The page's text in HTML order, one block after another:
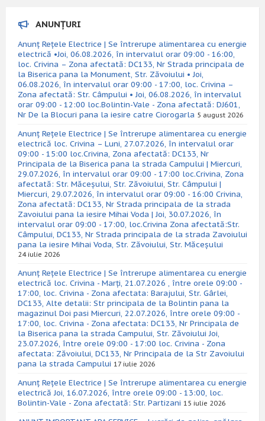
ANUNȚURI
Anunț Rețele Electrice | Se întrerupe alimentarea cu energie
electrică •Joi, 06.08.2026, în intervalul orar 09:00 - 16:00,
loc. Crivina – Zona afectată: DC133, Nr Strada principala de
la Biserica pana la Monument, Str. Zăvoiului • Joi,
06.08.2026, în intervalul orar 09:00 - 17:00, loc. Crivina –
Zona afectată: Str. Câmpului • Joi, 06.08.2026, în intervalul
orar 09:00 - 12:00 loc.Bolintin-Vale - Zona afectată: DJ601,
Nr De la Blocuri pana la iesire catre Ciorogarla 5 august 2026
Anunț Rețele Electrice | Se întrerupe alimentarea cu energie
electrică loc. Crivina – Luni, 27.07.2026, în intervalul orar
09:00 - 15:00 loc.Crivina, Zona afectată: DC133, Nr
Principala de la Biserica pana la strada Campului | Miercuri,
29.07.2026, în intervalul orar 09:00 - 17:00 loc.Crivina, Zona
afectată: Str. Măceșului, Str. Zăvoiului, Str. Câmpului |
Miercuri, 29.07.2026, în intervalul orar 09:00 - 16:00 Crivina,
Zona afectată: DC133, Nr Strada principala de la strada
Zavoiului pana la iesire Mihai Voda | Joi, 30.07.2026, în
intervalul orar 09:00 - 17:00, loc.Crivina Zona afectată:Str.
Câmpului, DC133, Nr Strada principala de la strada Zavoiului
pana la iesire Mihai Voda, Str. Zăvoiului, Str. Măceșului
24 iulie 2026
Anunț Rețele Electrice | Se întrerupe alimentarea cu energie
electrică loc. Crivina - Marți, 21.07.2026 , între orele 09:00 -
17:00, loc. Crivina - Zona afectata: Barajului, Str. Gârlei,
DC133, Alte detalii: Str principala de la Bolintin pana la
magazinul Doi pasi Miercuri, 22.07.2026, între orele 09:00 -
17:00, loc. Crivina - Zona afectata: DC133, Nr Principala de
la Biserica pana la strada Campului, Str. Zăvoiului Joi,
23.07.2026, între orele 09:00 - 17:00 loc. Crivina - Zona
afectata: Zăvoiului, DC133, Nr Principala de la Str Zavoiului
pana la strada Campului 17 iulie 2026
Anunț Rețele Electrice | Se întrerupe alimentarea cu energie
electrică Joi, 16.07.2026, între orele 09:00 - 13:00, loc.
Bolintin-Vale - Zona afectată: Str. Partizani 15 iulie 2026